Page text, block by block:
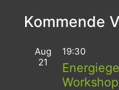
Kommende
Aug
21
19:30
Workshop